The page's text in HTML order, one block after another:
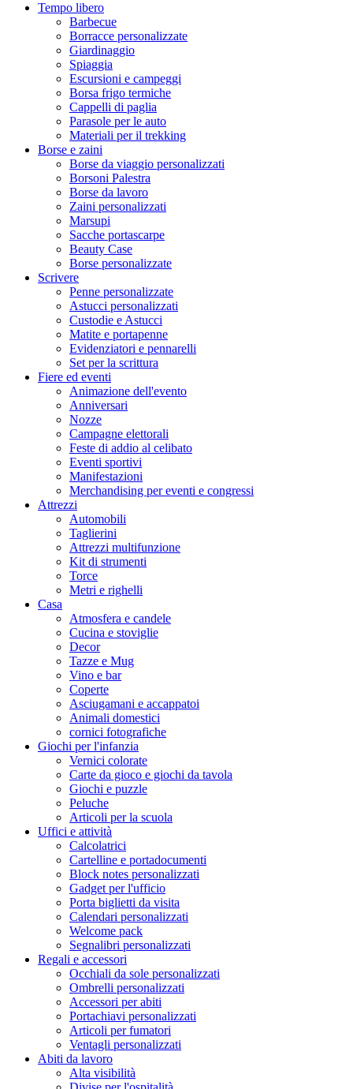
Tempo libero
Barbecue
Borracce personalizzate
Giardinaggio
Spiaggia
Escursioni e campeggi
Borsa frigo termiche
Cappelli di paglia
Parasole per le auto
Materiali per il trekking
Borse e zaini
Borse da viaggio personalizzati
Borsoni Palestra
Borse da lavoro
Zaini personalizzati
Marsupi
Sacche portascarpe
Beauty Case
Borse personalizzate
Scrivere
Penne personalizzate
Astucci personalizzati
Custodie e Astucci
Matite e portapenne
Evidenziatori e pennarelli
Set per la scrittura
Fiere ed eventi
Animazione dell'evento
Anniversari
Nozze
Campagne elettorali
Feste di addio al celibato
Eventi sportivi
Manifestazioni
Merchandising per eventi e congressi
Attrezzi
Automobili
Taglierini
Attrezzi multifunzione
Kit di strumenti
Torce
Metri e righelli
Casa
Atmosfera e candele
Cucina e stoviglie
Decor
Tazze e Mug
Vino e bar
Coperte
Asciugamani e accappatoi
Animali domestici
cornici fotografiche
Giochi per l'infanzia
Vernici colorate
Carte da gioco e giochi da tavola
Giochi e puzzle
Peluche
Articoli per la scuola
Uffici e attività
Calcolatrici
Cartelline e portadocumenti
Block notes personalizzati
Gadget per l'ufficio
Porta biglietti da visita
Calendari personalizzati
Welcome pack
Segnalibri personalizzati
Regali e accessori
Occhiali da sole personalizzati
Ombrelli personalizzati
Accessori per abiti
Portachiavi personalizzati
Articoli per fumatori
Ventagli personalizzati
Abiti da lavoro
Alta visibilità